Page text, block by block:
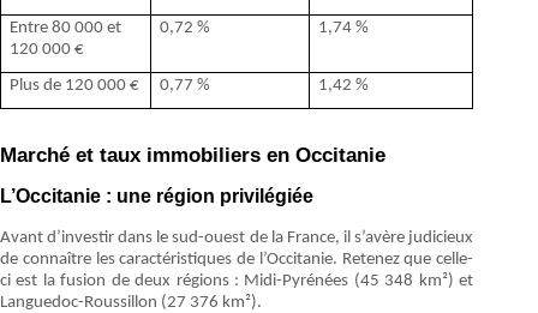
Entre 80 000 et
120 000 €
0,72 % 1,74 %
Plus de 120 000 € 0,77 % 1,42 %
Marché et taux immobiliers en Occitanie
L’Occitanie : une région privilégiée
Avant d’investir dans le sud-ouest de la France, il s’avère judicieux
de connaître les caractéristiques de l’Occitanie. Retenez que celle-
ci est la fusion de deux régions : Midi-Pyrénées (45 348 km²) et
Languedoc-Roussillon (27 376 km²).